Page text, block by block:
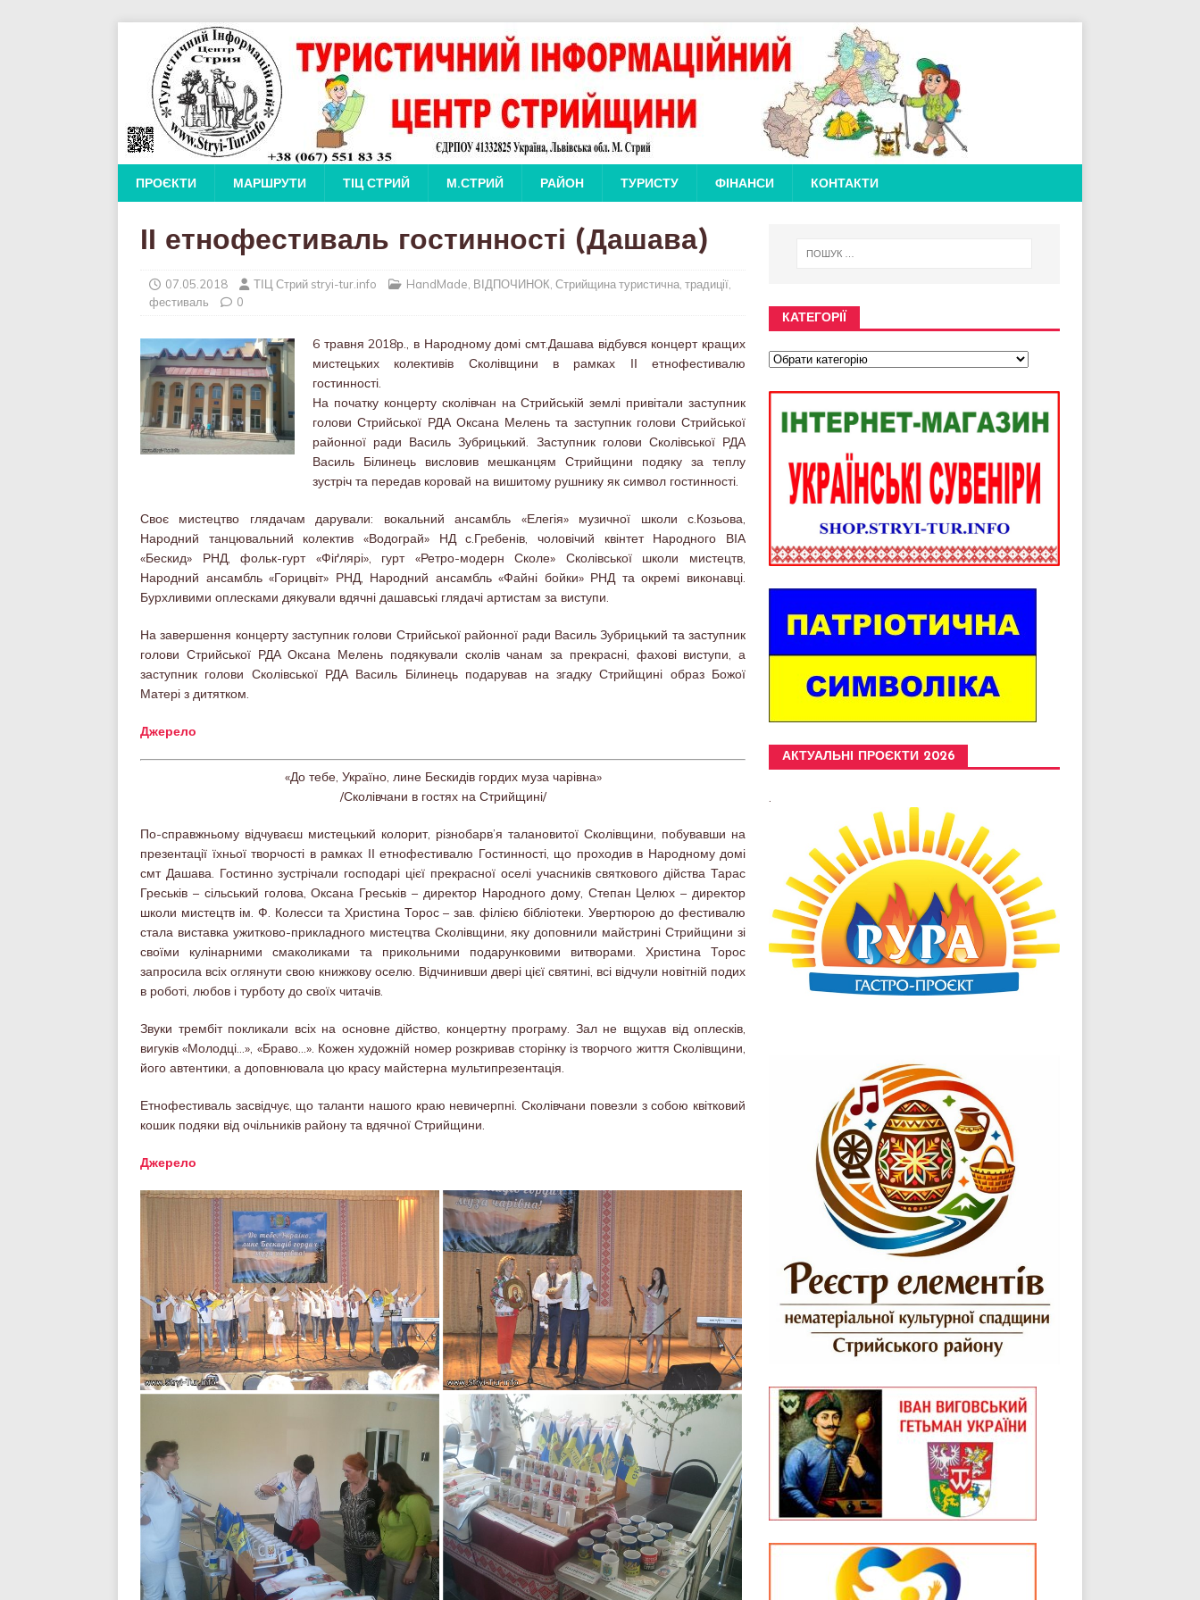
ПРОЄКТИ МАРШРУТИ ТІЦ СТРИЙ М.СТРИЙ РАЙОН ТУРИСТУ ФІНАНСИ КОНТАКТИ
ІІ етнофестиваль гостинності (Дашава)
07.05.2018 ТІЦ Стрий stryi-tur.info HandMade ВІДПОЧИНОК Стрийщина туристична традиції
фестиваль
0
6 травня 2018р., в Народному домі смт.Дашава відбувся концерт кращих
мистецьких колективів Сколівщини в рамках ІІ етнофестивалю
гостинності.
На початку концерту сколівчан на Стрийській землі привітали заступник
голови Стрийської РДА Оксана Мелень та заступник голови Стрийської
районної ради Василь Зубрицький. Заступник голови Сколівської РДА
Василь Білинець висловив мешканцям Стрийщини подяку за теплу
зустріч та передав коровай на вишитому рушнику як символ гостинності.
Своє мистецтво глядачам дарували: вокальний ансамбль «Елегія» музичної школи с.Козьова,
Народний танцювальний колектив «Водограй» НД с.Гребенів, чоловічий квінтет Народного ВІА
«Бескид» РНД, фольк-гурт «Фіґлярі», гурт «Ретро-модерн Сколе» Сколівської школи мистецтв,
Народний ансамбль «Горицвіт» РНД, Народний ансамбль «Файні бойки» РНД та окремі виконавці.
Бурхливими оплесками дякували вдячні дашавські глядачі артистам за виступи.
На завершення концерту заступник голови Стрийської районної ради Василь Зубрицький та заступник
голови Стрийської РДА Оксана Мелень подякували сколів чанам за прекрасні, фахові виступи, а
заступник голови Сколівської РДА Василь Білинець подарував на згадку Стрийщині образ Божої
Матері з дитятком.
Джерело
«До тебе, Україно, лине Бескидів гордих муза чарівна»
/Сколівчани в гостях на Стрийщині/
По-справжньому відчуваєш мистецький колорит, різнобарв’я талановитої Сколівщини, побувавши на
презентації їхньої творчості в рамках ІІ етнофестивалю Гостинності, що проходив в Народному домі
смт Дашава. Гостинно зустрічали господарі цієї прекрасної оселі учасників святкового дійства Тарас
Греськів – сільський голова, Оксана Греськів – директор Народного дому, Степан Целюх – директор
школи мистецтв ім. Ф. Колесси та Христина Торос – зав. філією бібліотеки. Увертюрою до фестивалю
стала виставка ужитково-прикладного мистецтва Сколівщини, яку доповнили майстрині Стрийщини зі
своїми кулінарними смаколиками та прикольними подарунковими витворами. Христина Торос
запросила всіх оглянути свою книжкову оселю. Відчинивши двері цієї святині, всі відчули новітній подих
в роботі, любов і турботу до своїх читачів.
Звуки трембіт покликали всіх на основне дійство, концертну програму. Зал не вщухав від оплесків,
вигуків «Молодці…», «Браво…». Кожен художній номер розкривав сторінку із творчого життя Сколівщини,
його автентики, а доповнювала цю красу майстерна мультипрезентація.
Етнофестиваль засвідчує, що таланти нашого краю невичерпні. Сколівчани повезли з собою квітковий
кошик подяки від очільників району та вдячної Стрийщини.
Джерело
КАТЕГОРІЇ
АКТУАЛЬНІ ПРОЄКТИ 2026
.